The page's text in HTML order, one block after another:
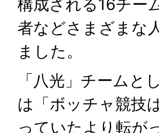
構成される16チー
者などさまざまな
ました。
「八光」チームと
は「ボッチャ競技
っていたより転が